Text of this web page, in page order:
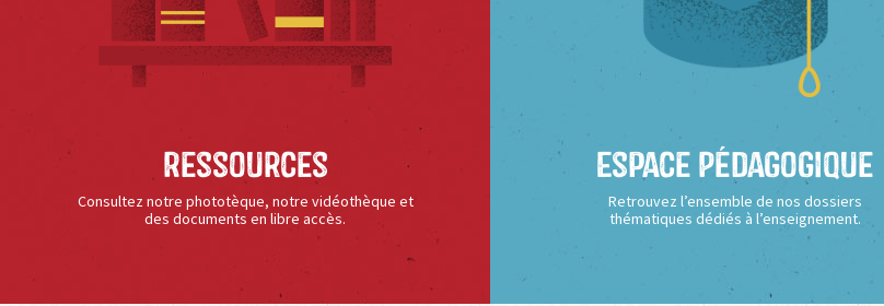
Ressources
Consultez notre phototèque, notre vidéothèque et
des documents en libre accès.
Espace Pédagogique
Retrouvez l’ensemble de nos dossiers
thématiques dédiés à l’enseignement.